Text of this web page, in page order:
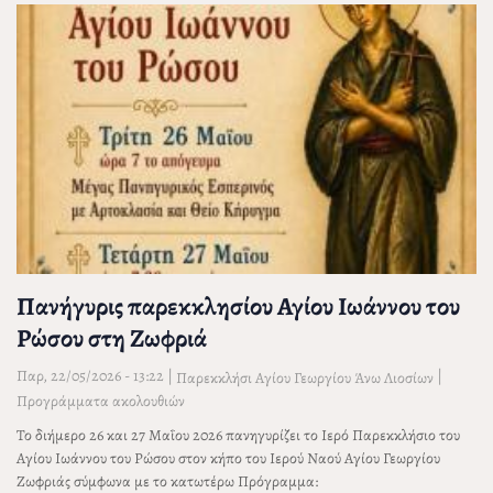
Πανήγυρις παρεκκλησίου Αγίου Ιωάννου του
Ρώσου στη Ζωφριά
Παρ, 22/05/2026 - 13:22 Παρεκκλήσι Αγίου Γεωργίου Άνω Λιοσίων
Προγράμματα ακολουθιών
Το διήμερο 26 και 27 Μαΐου 2026 πανηγυρίζει το Ιερό Παρεκκλήσιο του
Αγίου Ιωάννου του Ρώσου στον κήπο του Ιερού Ναού Αγίου Γεωργίου
Ζωφριάς σύμφωνα με το κατωτέρω Πρόγραμμα: